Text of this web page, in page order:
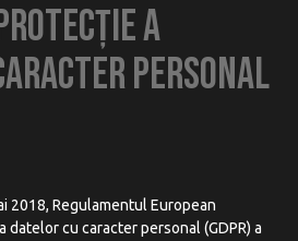
a
personal
2018, Regulamentul European
cu caracter personal (GDPR) a